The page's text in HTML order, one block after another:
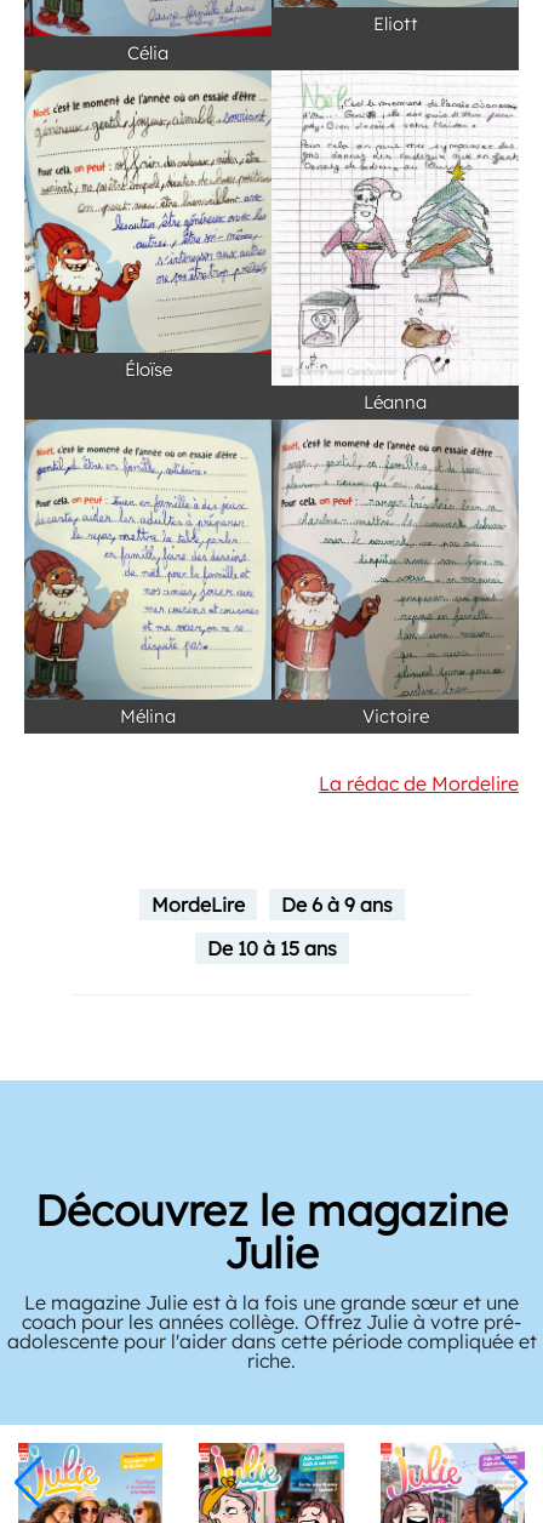
Célia
Eliott
Éloïse
Léanna
Mélina Victoire
La rédac de Mordelire
MordeLire
De 6 à 9 ans
De 10 à 15 ans
Découvrez le magazine
Julie
Le magazine Julie est à la fois une grande sœur et une
coach pour les années collège. Offrez Julie à votre pré-
adolescente pour l'aider dans cette période compliquée et
riche.